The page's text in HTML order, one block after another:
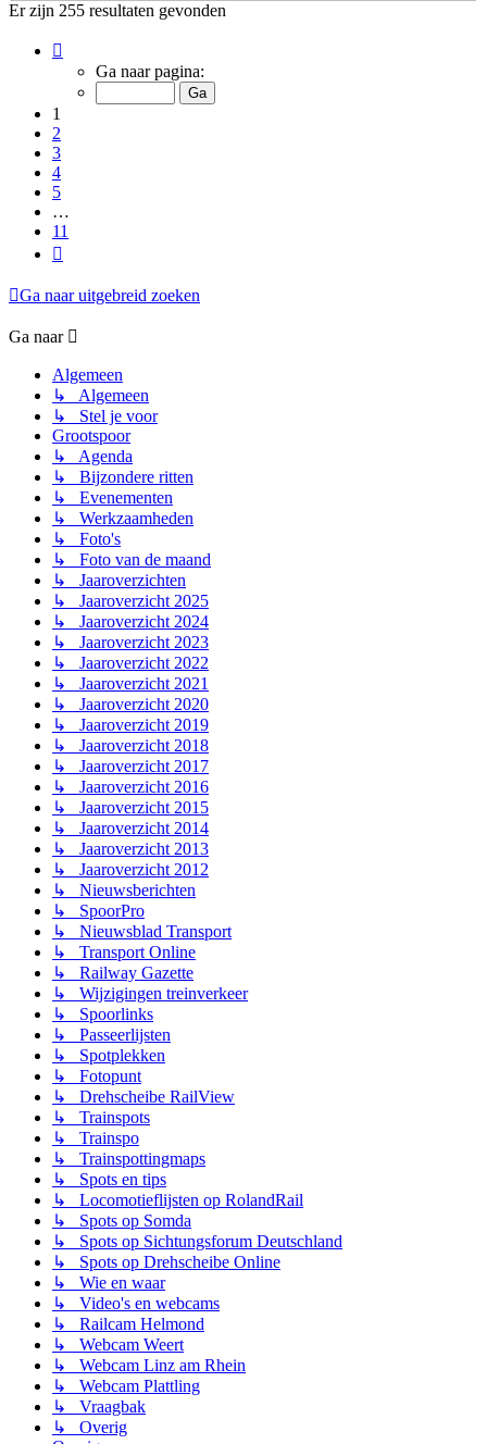
Er zijn 255 resultaten gevonden
van
Ga naar pagina:
1
2
3
4
5
…
11
Ga naar uitgebreid zoeken
Ga naar
Algemeen
↳ Algemeen
↳ Stel je voor
Grootspoor
↳ Agenda
↳ Bijzondere ritten
↳ Evenementen
↳ Werkzaamheden
↳ Foto's
↳ Foto van de maand
↳ Jaaroverzichten
↳ Jaaroverzicht 2025
↳ Jaaroverzicht 2024
↳ Jaaroverzicht 2023
↳ Jaaroverzicht 2022
↳ Jaaroverzicht 2021
↳ Jaaroverzicht 2020
↳ Jaaroverzicht 2019
↳ Jaaroverzicht 2018
↳ Jaaroverzicht 2017
↳ Jaaroverzicht 2016
↳ Jaaroverzicht 2015
↳ Jaaroverzicht 2014
↳ Jaaroverzicht 2013
↳ Jaaroverzicht 2012
↳ Nieuwsberichten
↳ SpoorPro
↳ Nieuwsblad Transport
↳ Transport Online
↳ Railway Gazette
↳ Wijzigingen treinverkeer
↳ Spoorlinks
↳ Passeerlijsten
↳ Spotplekken
↳ Fotopunt
↳ Drehscheibe RailView
↳ Trainspots
↳ Trainspo
↳ Trainspottingmaps
↳ Spots en tips
↳ Locomotieflijsten op RolandRail
↳ Spots op Somda
↳ Spots op Sichtungsforum Deutschland
↳ Spots op Drehscheibe Online
↳ Wie en waar
↳ Video's en webcams
↳ Railcam Helmond
↳ Webcam Weert
↳ Webcam Linz am Rhein
↳ Webcam Plattling
↳ Vraagbak
↳ Overig